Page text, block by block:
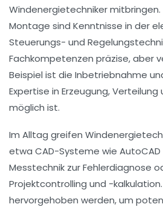
Windenergietechniker
Montage sind Kenntnisse in der
Steuerungs- und
Fachkompetenzen präzise, aber
Beispiel ist die Inbetriebnahme
Expertise in Erzeugung,
möglich ist.
Im Alltag greifen
etwa CAD-Systeme wie
Messtechnik zur Fehlerdiagnose
Projektcontrolling und -
hervorgehoben werden, um